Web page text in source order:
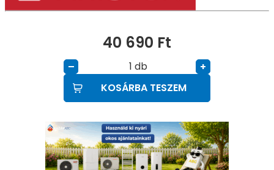
40 690 Ft
– db
+
KOSÁRBA TESZEM